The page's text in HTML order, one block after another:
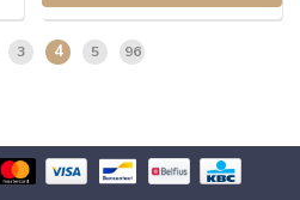
3 4 5 96